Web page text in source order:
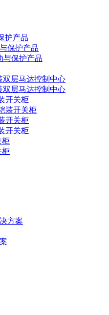
护产品
保护产品
与保护产品
层马达控制中心
层马达控制中心
开关柜
装开关柜
开关柜
开关柜
柜
柜
方案